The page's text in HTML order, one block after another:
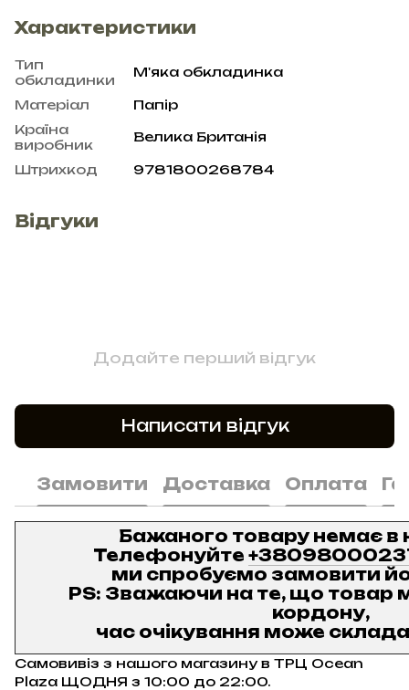
Характеристики
Тип
обкладинки
М'яка обкладинка
Матеріал
Папір
Країна
виробник
Велика Британія
Штрихкод 9781800268784
Відгуки
Додайте перший відгук
Написати відгук
Замовити Доставка Оплата
Бажаного товару немає в
Телефонуйте
ми спробуємо замовити
PS: Зважаючи на те, що товар
кордону,
час очікування може
Самовивіз з нашого магазину в ТРЦ Ocean
Plaza ЩОДНЯ з 10:00 до 22:00.